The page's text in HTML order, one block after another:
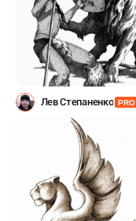
Лев Степаненко PRO